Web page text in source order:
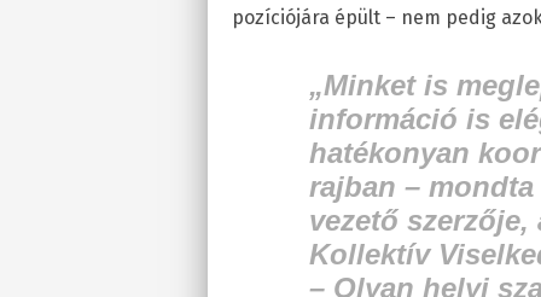
pozíciójára épült – nem pedig
„Minket is
információ is
hatékonyan
rajban – mondta
vezető szerzője,
Kollektív
– Olyan helyi